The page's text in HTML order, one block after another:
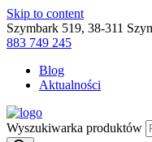
Skip to content
Szymbark 519, 38-311
883 749 245
Blog
Aktualności
Wyszukiwarka produktów